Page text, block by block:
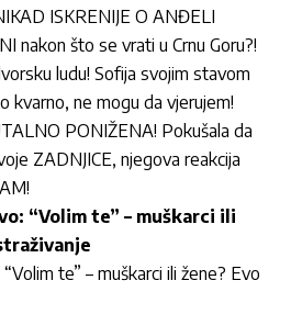
ISKRENIJE O ANĐELI
nakon što se vrati u Crnu Goru?!
ludu! Sofija svojim stavom
kvarno, ne mogu da vjerujem!
PONIŽENA! Pokušala da
ZADNJICE, njegova reakcija
“Volim te” – muškarci ili
te” – muškarci ili žene? Evo